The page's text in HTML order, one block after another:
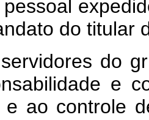
do titular
do
e
e ao controle